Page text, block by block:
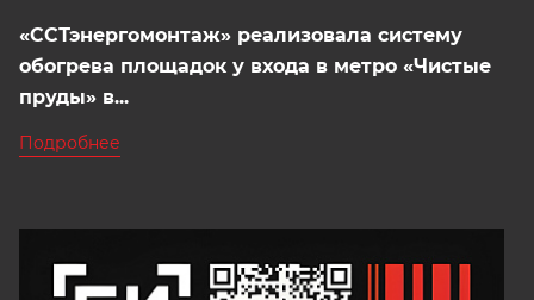
«ССТэнергомонтаж» реализовала систему
обогрева площадок у входа в метро «Чистые
пруды» в...
Подробнее